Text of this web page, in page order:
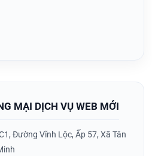
MẠI DỊCH VỤ WEB MỚI
Đường Vĩnh Lộc, Ấp 57, Xã Tân